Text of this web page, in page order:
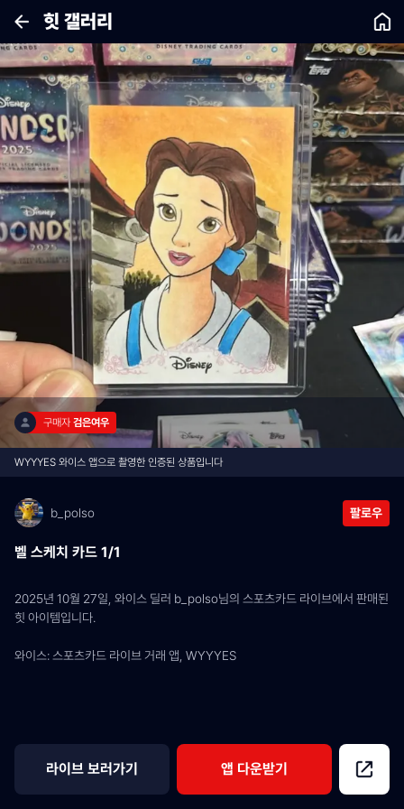
힛 갤러리
구매자 검은여우
WYYYES 와이스 앱으로 촬영한 인증된 상품입니다
b_polso 팔로우
벨 스케치 카드 1/1
2025년 10월 27일, 와이스 딜러 b_polso님의 스포츠카드 라이브에서 판매된
힛 아이템입니다.
와이스: 스포츠카드 라이브 거래 앱, WYYYES
라이브 보러가기 앱 다운받기